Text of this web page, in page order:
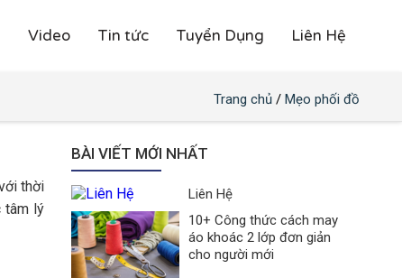
Video Tin tức Tuyển Dụng Liên Hệ
Trang chủ / Mẹo phối đồ
thời
tâm lý
BÀI VIẾT MỚI NHẤT
Liên Hệ
10+ Công thức cách may
áo khoác 2 lớp đơn giản
cho người mới